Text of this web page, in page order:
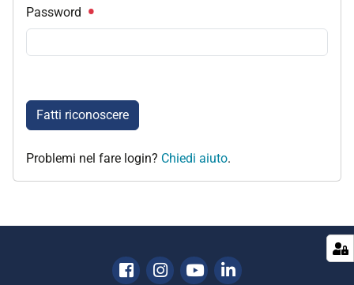
Password
Fatti riconoscere
Problemi nel fare login? Chiedi aiuto.
Facebook
Instagram
YoutubeLinkedin